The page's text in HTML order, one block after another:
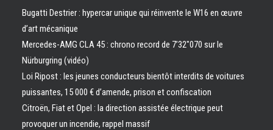
Bugatti Destrier : hypercar unique qui réinvente le W16 en œuvre
d’art mécanique
Mercedes-AMG CLA 45 : chrono record de 7’32″070 sur le
Nürburgring (vidéo)
Loi Ripost : les jeunes conducteurs bientôt interdits de voitures
puissantes, 15 000 € d’amende, prison et confiscation
Citroën, Fiat et Opel : la direction assistée électrique peut
provoquer un incendie, rappel massif